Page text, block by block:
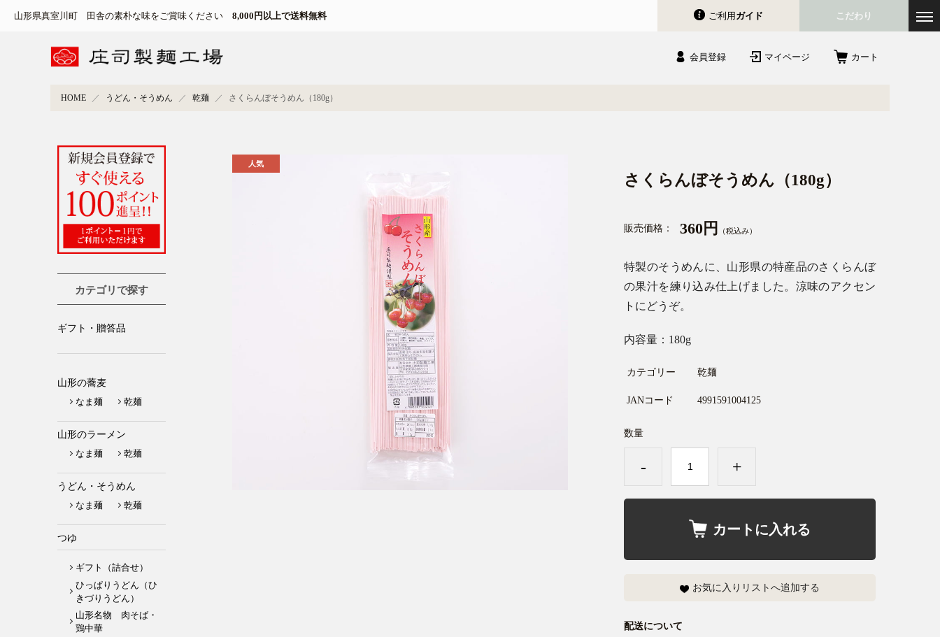
山形県真室川町 田舎の素朴な味をご賞味ください 8,000円以上で送料無料 ご利用ガイド こだわり
会員登録 マイページ カート
HOME うどん・そうめん 乾麺 さくらんぼそうめん（180g）
さくらんぼそうめん（180g）
販売価格： 360円 （税込み）
特製のそうめんに、山形県の特産品のさくらんぼ
の果汁を練り込み仕上げました。涼味のアクセン
トにどうぞ。
内容量：180g
カテゴリー 乾麺
JANコード 4991591004125
数量
- +
カートに入れる
お気に入りリストへ追加する
配送について
カテゴリで探す
ギフト・贈答品
山形の蕎麦
なま麺
乾麺
山形のラーメン
なま麺
乾麺
うどん・そうめん
なま麺
乾麺
つゆ
ギフト（詰合せ）
ひっぱりうどん（ひ
きづりうどん）
山形名物 肉そば・
鶏中華